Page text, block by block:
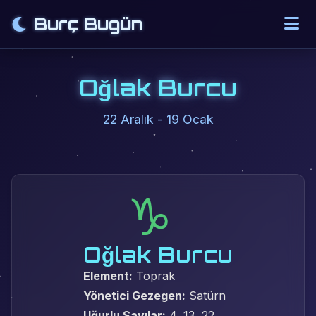
Burç Bugün
Oğlak Burcu
22 Aralık - 19 Ocak
♑
Oğlak Burcu
Element: Toprak
Yönetici Gezegen: Satürn